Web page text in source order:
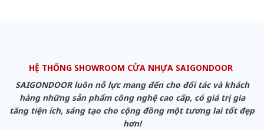
HỆ THỐNG SHOWROOM CỬA NHỰA SAIGONDOOR
SAIGONDOOR luôn nỗ lực mang đến cho đối tác và khách
hàng những sản phẩm công nghệ cao cấp, có giá trị gia
tăng tiện ích, sáng tạo cho cộng đồng một tương lai tốt đẹp
hơn!